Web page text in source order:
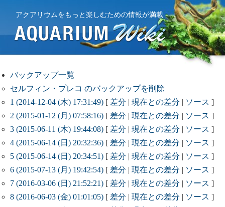
アクアリウムをもっと楽しむための情報が満載
バックアップ一覧
セルフィン・プレコ のバックアップを削除
1 (2014-12-04 (木) 17:31:49) [ 差分 | 現在との差分 | ソース ]
2 (2015-01-12 (月) 07:58:16) [ 差分 | 現在との差分 | ソース ]
3 (2015-06-11 (木) 19:44:08) [ 差分 | 現在との差分 | ソース ]
4 (2015-06-14 (日) 20:32:36) [ 差分 | 現在との差分 | ソース ]
5 (2015-06-14 (日) 20:34:51) [ 差分 | 現在との差分 | ソース ]
6 (2015-07-13 (月) 19:42:54) [ 差分 | 現在との差分 | ソース ]
7 (2016-03-06 (日) 21:52:21) [ 差分 | 現在との差分 | ソース ]
8 (2016-06-03 (金) 01:01:05) [ 差分 | 現在との差分 | ソース ]